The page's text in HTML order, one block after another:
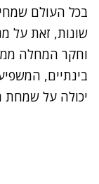
בכל העולם
שונות, זאת על
וחקר המחלה
בינתיים,
יכולה על שמחת